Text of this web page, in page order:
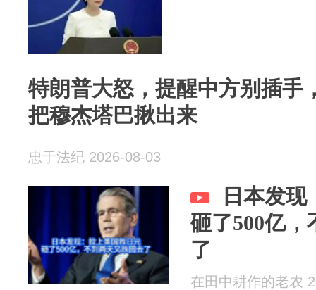
特朗普大怒，提醒中方别插手
把穆杰塔巴揪出来
忠于法纪 2026-08-03
日本发
砸了500亿，
了
在田中耕作的老农